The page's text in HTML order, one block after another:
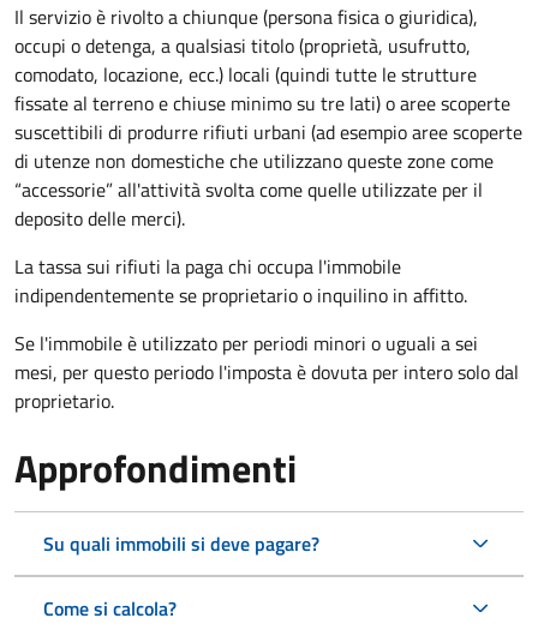
Il servizio è rivolto a chiunque (persona fisica o giuridica),
occupi o detenga, a qualsiasi titolo (proprietà, usufrutto,
comodato, locazione, ecc.) locali (quindi tutte le strutture
fissate al terreno e chiuse minimo su tre lati) o aree scoperte
suscettibili di produrre rifiuti urbani (ad esempio aree scoperte
di utenze non domestiche che utilizzano queste zone come
“accessorie” all'attività svolta come quelle utilizzate per il
deposito delle merci).
La tassa sui rifiuti la paga chi occupa l'immobile
indipendentemente se proprietario o inquilino in affitto.
Se l'immobile è utilizzato per periodi minori o uguali a sei
mesi, per questo periodo l'imposta è dovuta per intero solo dal
proprietario.
Approfondimenti
Su quali immobili si deve pagare?
Come si calcola?